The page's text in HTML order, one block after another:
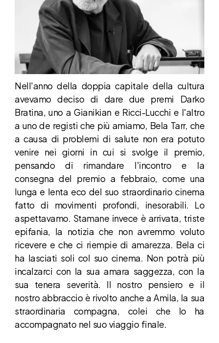
Nell'anno della doppia capitale della cultura
avevamo deciso di dare due premi Darko
Bratina, uno a Gianikian e Ricci-Lucchi e l'altro
a uno de registi che più amiamo, Bela Tarr, che
a causa di problemi di salute non era potuto
venire nei giorni in cui si svolge il premio,
pensando di rimandare l'incontro e la
consegna del premio a febbraio, come una
lunga e lenta eco del suo straordinario cinema
fatto di movimenti profondi, inesorabili. Lo
aspettavamo. Stamane invece è arrivata, triste
epifania, la notizia che non avremmo voluto
ricevere e che ci riempie di amarezza. Bela ci
ha lasciati soli col suo cinema. Non potrà più
incalzarci con la sua amara saggezza, con la
sua tenera severità. Il nostro pensiero e il
nostro abbraccio è rivolto anche a Amila, la sua
straordinaria compagna, colei che lo ha
accompagnato nel suo viaggio finale.